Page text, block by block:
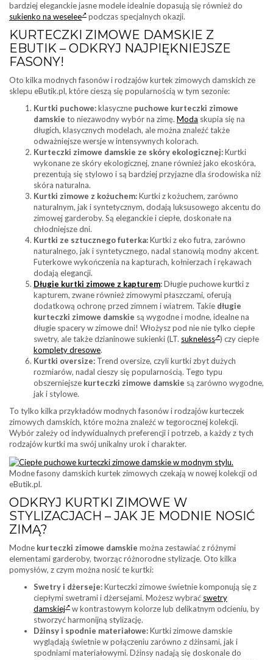
bardziej eleganckie jasne modele idealnie dopasują się również do
sukienko na weselee
podczas specjalnych okazji.
KURTECZKI ZIMOWE DAMSKIE Z
EBUTIK – ODKRYJ NAJPIĘKNIEJSZE
FASONY!
Oto kilka modnych fasonów i rodzajów kurtek zimowych damskich ze
sklepu eButik.pl, które cieszą się popularnością w tym sezonie:
Kurtki puchowe:klasyczne puchowe kurteczki zimowe
damskie to niezawodny wybór na zimę. Moda skupia się na
długich, klasycznych modelach, ale można znaleźć także
odważniejsze wersje w intensywnych kolorach.
Kurteczki zimowe damskie ze skóry ekologicznej:Kurtki
wykonane ze skóry ekologicznej, znane również jako ekoskóra,
prezentują się stylowo i są bardziej przyjazne dla środowiska niż
skóra naturalna.
Kurtki zimowe z kożuchem:Kurtki z kożuchem, zarówno
naturalnym, jak i syntetycznym, dodają luksusowego akcentu do
zimowej garderoby. Są eleganckie i ciepłe, doskonałe na
chłodniejsze dni.
Kurtki ze sztucznego futerka:Kurtki z eko futra, zarówno
naturalnego, jak i syntetycznego, nadal stanowią modny akcent.
Futerkowe wykończenia na kapturach, kołnierzach i rękawach
dodają elegancji.
Długie kurtki zimowe z kapturem:Długie puchowe kurtki z
kapturem, zwane również zimowymi płaszczami, oferują
dodatkową ochronę przed zimnem i wiatrem. Takie długie
kurteczki zimowe damskie są wygodne i modne, idealne na
długie spacery w zimowe dni! Włożysz pod nie nie tylko ciepłe
swetry, ale także dzianinowe sukienki (LT. suknelėss ) czy ciepłe
komplety dresowe.
Kurtki oversize: Trend oversize, czyli kurtki zbyt dużych
rozmiarów, nadal cieszy się popularnością. Tego typu
obszerniejsze kurteczki zimowe damskie są zarówno wygodne,
jak i stylowe.
To tylko kilka przykładów modnych fasonów i rodzajów kurteczek
zimowych damskich, które można znaleźć w tegorocznej kolekcji.
Wybór zależy od indywidualnych preferencji i potrzeb, a każdy z tych
rodzajów kurtki ma swój unikalny urok i charakter.
Modne fasony damskich kurtek zimowych czekają w nowej kolekcji od
eButik.pl.
ODKRYJ KURTKI ZIMOWE W
STYLIZACJACH – JAK JE MODNIE NOSIĆ
ZIMĄ?
Modne kurteczki zimowe damskie można zestawiać z różnymi
elementami garderoby, tworząc różnorodne stylizacje. Oto kilka
pomysłów, z czym można nosić te kurtki:
Swetry i dżerseje:Kurteczki zimowe świetnie komponują się z
ciepłymi swetrami i dżersejami. Możesz wybrać swetry
damskiej
w kontrastowym kolorze lub delikatnym odcieniu, by
stworzyć harmonijną stylizację.
Dżinsy i spodnie materiałowe:Kurtki zimowe damskie
wyglądają świetnie w połączeniu zarówno z dżinsami, jak i
spodniami materiałowymi. Dżinsy nadają się doskonale do